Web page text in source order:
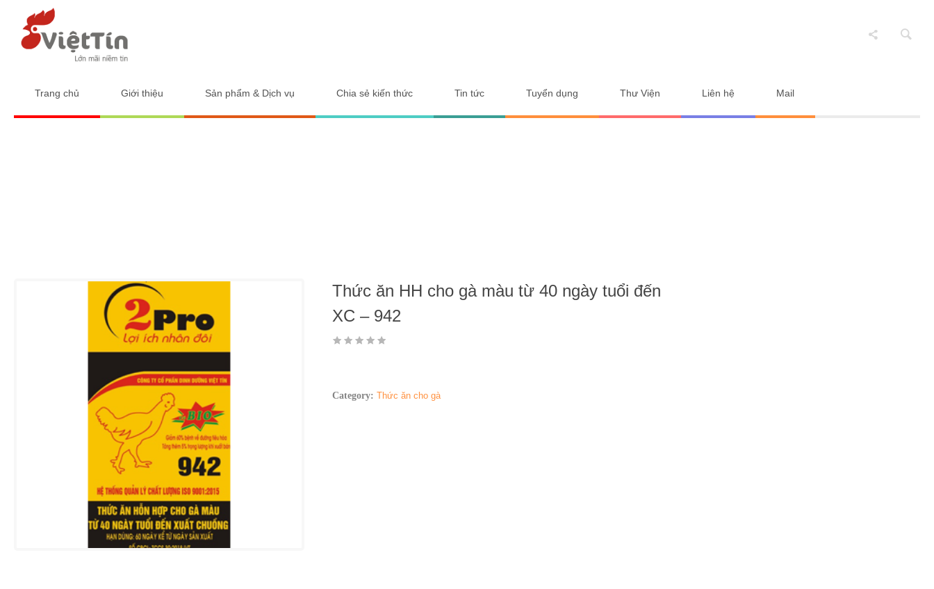
Trang chủ Giới thiệu Sản phẩm & Dịch vụ Chia sẻ kiến thức Tin tức Tuyển dụng Thư Viện Liên hệ Mail
Thức ăn HH cho gà màu từ 40 ngày tuổi đến
XC – 942
Category: Thức ăn cho gà